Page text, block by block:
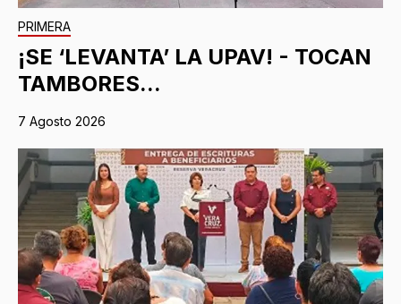
PRIMERA
¡SE ‘LEVANTA’ LA UPAV! - TOCAN
TAMBORES...
7 Agosto 2026